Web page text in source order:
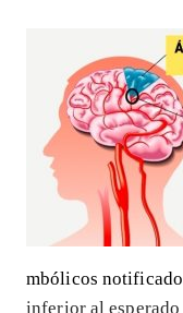
mbólicos
inferior al